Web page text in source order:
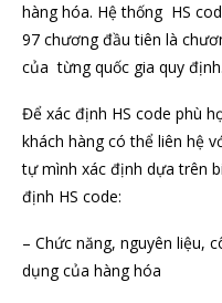
hàng hóa. Hệ thống HS
97 chương đầu tiên là
của từng quốc gia quy định.
Để xác định HS code phù
khách hàng có thể liên hệ
tự mình xác định dựa trên
định HS code:
– Chức năng, nguyên liệu,
dụng của hàng hóa